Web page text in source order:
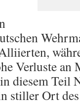
Verluste an
diesem Teil
stiller Ort des